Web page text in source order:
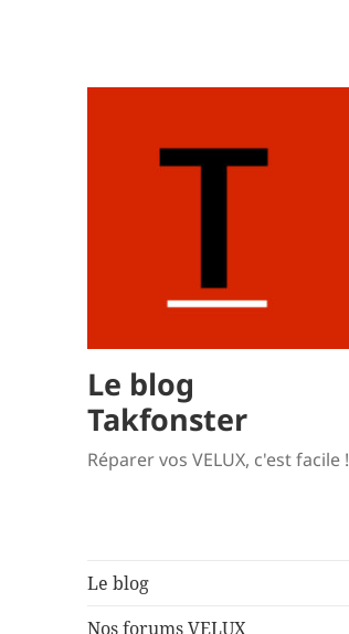
Le blog
Takfonster
Réparer vos VELUX, c'est facile !
Le blog
Nos forums VELUX